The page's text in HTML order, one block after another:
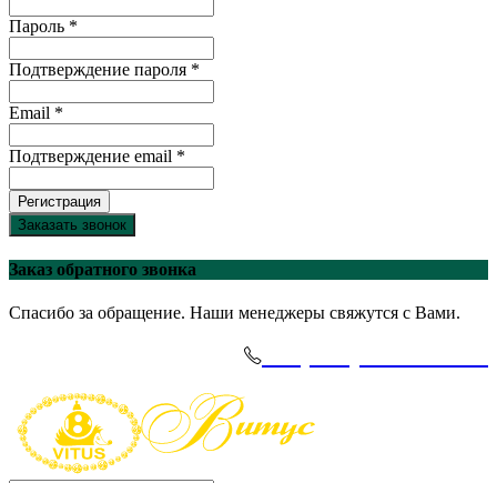
Пароль *
Подтверждение пароля *
Email *
Подтверждение email *
Регистрация
Заказать звонок
Заказ обратного звонка
Спасибо за обращение. Наши менеджеры свяжутся с Вами.